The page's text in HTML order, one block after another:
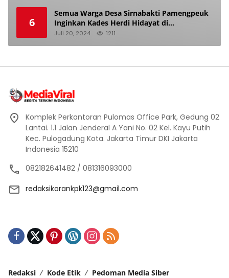
6
Semua Warga Desa Sirnabakti Pamengpeuk
Inginkan Kades Herdi Hidayat di
Berhentikan Dari Jabatan nya
Juli 20, 2024 1211
Komplek Perkantoran Pulomas Office Park, Gedung 02
Lantai. 1.1 Jalan Jenderal A Yani No. 02 Kel. Kayu Putih
Kec. Pulogadung Kota. Jakarta Timur DKI Jakarta
Indonesia 15210
082182641482 / 081316093000
redaksikorankpk123@gmail.com
Redaksi Kode Etik Pedoman Media Siber